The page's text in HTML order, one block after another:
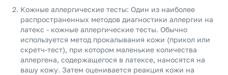
Кожные аллергические тесты: Один из наиболее
распространенных методов диагностики аллергии на
латекс - кожные аллергические тесты. Обычно
используется метод прокалывания кожи (прикол или
скретч-тест), при котором маленькие количества
аллергена, содержащегося в латексе, наносятся на
вашу кожу. Затем оценивается реакция кожи на